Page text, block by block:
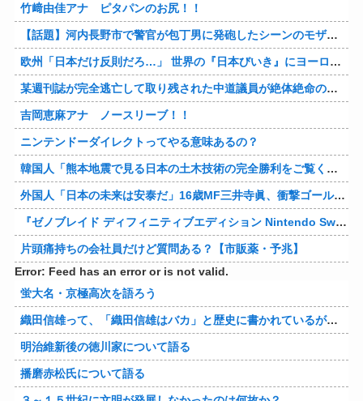
竹﨑由佳アナ ピタパンのお尻！！
【話題】河内長野市で警官が包丁男に発砲したシーンのモザ無し映像が公開される。
欧州「日本だけ反則だろ…」 世界の『日本びいき』にヨーロッパ全土から不満の声
某週刊誌が完全逃亡して取り残された中道議員が絶体絶命の窮地、「今度は宏池会に矛先を向けたか……」と節操の無さに呆れる人が続出
吉岡恵麻アナ ノースリーブ！！
ニンテンドーダイレクトってやる意味あるの？
韓国人「熊本地震で見る日本の土木技術の完全勝利をご覧ください」→「これはすごいわ」「こういうのを見ると日本人は何か適当に作る感じがしない・・・」「あれがまさに経験値である」
外国人「日本の未来は安泰だ」16歳MF三井寺眞、衝撃ゴール！久保建英超え歴代2位の記録！3得点に絡む活躍で海外絶賛！【海外の反応】
『ゼノブレイド ディフィニティブエディション Nintendo Switch 2 Edition』3,713 本
片頭痛持ちの会社員だけど質問ある？【市販薬・予兆】
Error: Feed has an error or is not valid.
蛍大名・京極高次を語ろう
織田信雄って、「織田信雄はバカ」と歴史に書かれているが今まで家が残っているんでバカではないよな？
明治維新後の徳川家について語る
播磨赤松氏について語る